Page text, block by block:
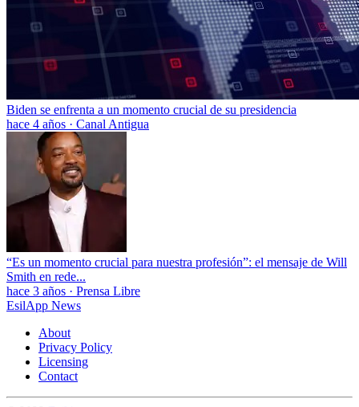
Biden se enfrenta a un momento crucial de su presidencia
hace 4 años · Canal Antigua
“Es un momento crucial para nuestra profesión”: el mensaje de Will
Smith en rede...
hace 3 años · Prensa Libre
EsilApp News
About
Privacy Policy
Licensing
Contact